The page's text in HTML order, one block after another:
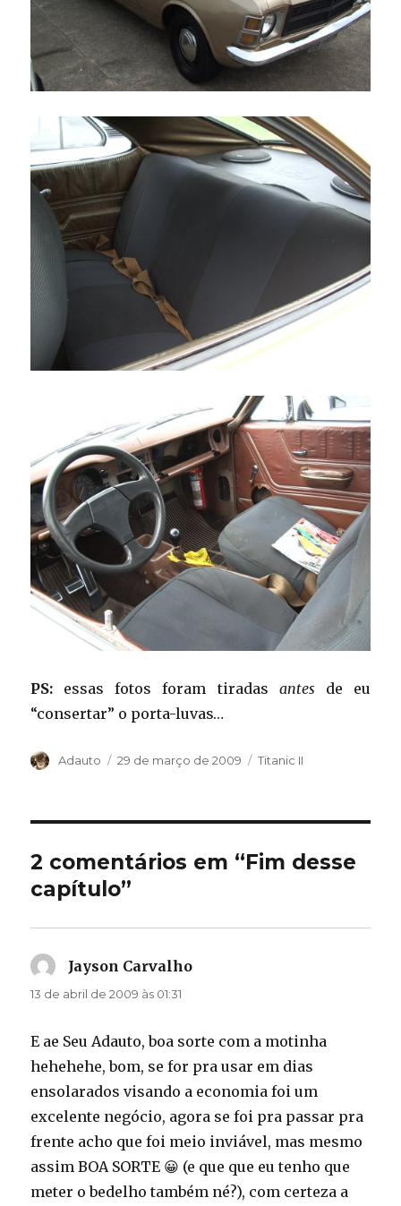
PS: essas fotos foram tiradas antes de eu
“consertar” o porta-luvas…
Autor
Adauto
Publicado
29 de março de 2009 Categorias
Titanic II
2 comentários em “Fim desse
capítulo”
Jayson Carvalho
13 de abril de 2009 às 01:31
E ae Seu Adauto, boa sorte com a motinha
hehehehe, bom, se for pra usar em dias
ensolarados visando a economia foi um
excelente negócio, agora se foi pra passar pra
frente acho que foi meio inviável, mas mesmo
assim BOA SORTE 😀 (e que que eu tenho que
meter o bedelho também né?), com certeza a